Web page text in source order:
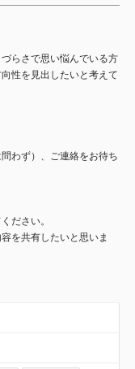
らさで思い悩んでいる方
性を見出したいと考えて
わず）、ご連絡をお待ち
ださい。
を共有したいと思いま